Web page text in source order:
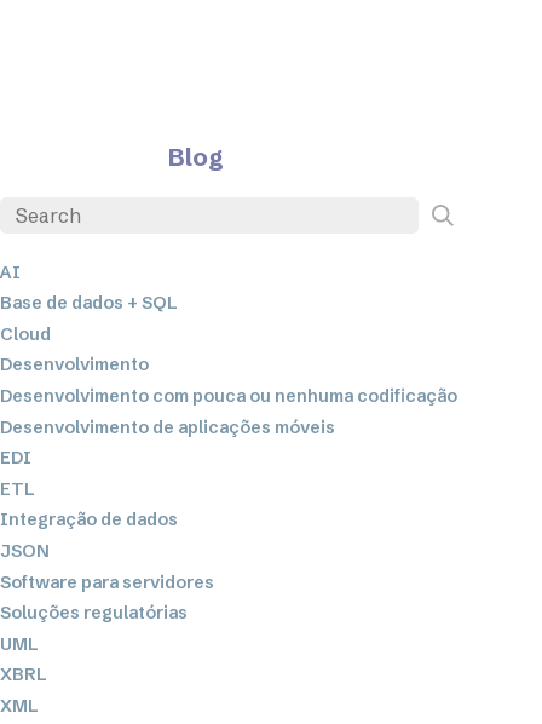
Blog
AI
Base de dados + SQL
Cloud
Desenvolvimento
Desenvolvimento com pouca ou nenhuma codificação
Desenvolvimento de aplicações móveis
EDI
ETL
Integração de dados
JSON
Software para servidores
Soluções regulatórias
UML
XBRL
XML